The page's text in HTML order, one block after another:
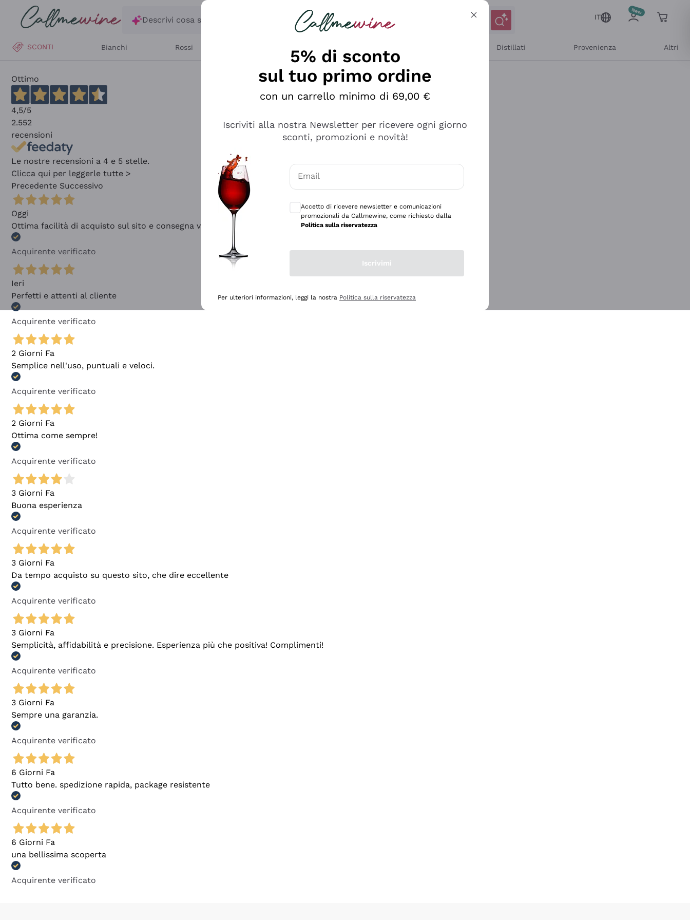
Salta al contenuto principale
Descrivi cosa stai cercando
IT
SCONTI Bianchi Rossi Distillati Provenienza Altri
Ottimo
4,5/5
2.552
recensioni
Le nostre recensioni a 4 e 5 stelle.
Clicca qui per leggerle tutte >
Precedente Successivo
Oggi
Ottima facilità di acquisto sul sito e consegna velocissima
Acquirente verificato
Ieri
Perfetti e attenti al cliente
Acquirente verificato
2 Giorni Fa
Semplice nell'uso, puntuali e veloci.
Acquirente verificato
2 Giorni Fa
Ottima come sempre!
Acquirente verificato
3 Giorni Fa
Buona esperienza
Acquirente verificato
3 Giorni Fa
Da tempo acquisto su questo sito, che dire eccellente
Acquirente verificato
3 Giorni Fa
Semplicità, affidabilità e precisione. Esperienza più che positiva! Complimenti!
Acquirente verificato
3 Giorni Fa
Sempre una garanzia.
Acquirente verificato
6 Giorni Fa
Tutto bene. spedizione rapida, package resistente
Acquirente verificato
6 Giorni Fa
una bellissima scoperta
Acquirente verificato
5% di sconto
sul tuo primo ordine
con un carrello minimo di 69,00 €
Iscriviti alla nostra Newsletter per ricevere ogni giorno
sconti, promozioni e novità!
Email
Accetto di ricevere newsletter e comunicazioni
promozionali da Callmewine, come richiesto dalla
Politica sulla riservatezza
Iscrivimi
Per ulteriori informazioni, leggi la nostra Politica sulla riservatezza